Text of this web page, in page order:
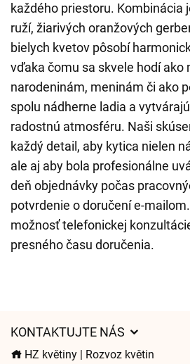
každého priestoru. Kombinácia
ruží, žiarivých oranžových
bielych kvetov pôsobí
vďaka čomu sa skvele hodí ako
narodeninám, meninám či ako
spolu nádherne ladia a
radostnú atmosféru. Naši
každý detail, aby kytica nielen
ale aj aby bola profesionálne
deň objednávky počas
potvrdenie o doručení e-
možnosť telefonickej
presného času doručenia.
KONTAKTUJTE NÁS
HZ květiny | Rozvoz květin